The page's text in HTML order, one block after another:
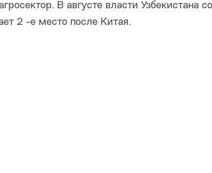
В августе власти Узбекистана
2 -е место после Китая.